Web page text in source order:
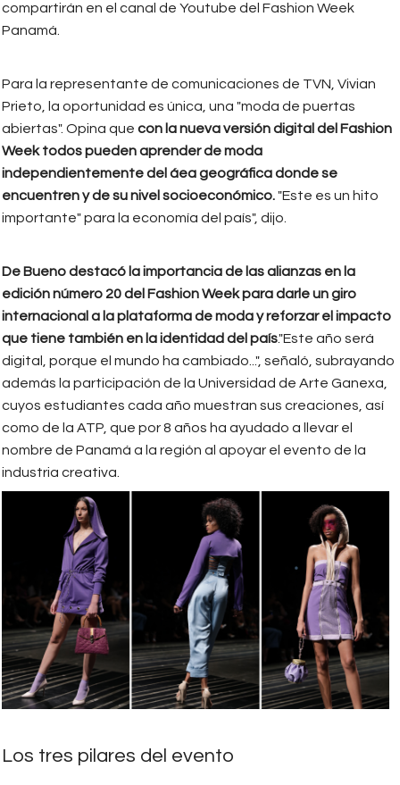
compartirán en el canal de Youtube del Fashion Week
Panamá.
Para la representante de comunicaciones de TVN, Vivian
Prieto, la oportunidad es única, una "moda de puertas
abiertas". Opina que con la nueva versión digital del Fashion
Week todos pueden aprender de moda
independientemente del áea geográfica donde se
encuentren y de su nivel socioeconómico."Este es un hito
importante" para la economía del país", dijo.
De Bueno destacó la importancia de las alianzas en la
edición número 20 del Fashion Week para darle un giro
internacional a la plataforma de moda y reforzar el impacto
que tiene también en la identidad del país."Este año será
digital, porque el mundo ha cambiado...", señaló, subrayando
además la participación de la Universidad de Arte Ganexa,
cuyos estudiantes cada año muestran sus creaciones, así
como de la ATP, que por 8 años ha ayudado a llevar el
nombre de Panamá a la región al apoyar el evento de la
industria creativa.
Los tres pilares del evento